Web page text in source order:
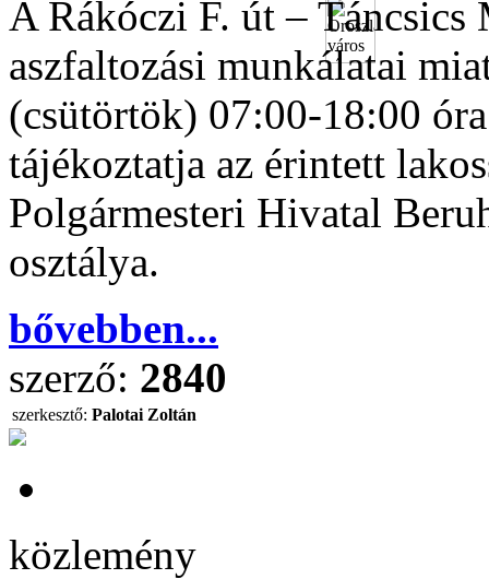
A Rákóczi F. út –
aszfaltozási munkálatai
(csütörtök) 07:00-18:00
tájékoztatja az érintett
Polgármesteri Hivatal
osztálya.
bővebben...
szerző: 2840
szerkesztő: Palotai Zoltán
közlemény